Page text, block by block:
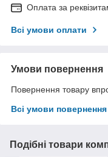
Оплата за
Всі умови оплати
Умови повернення
Повернення товару
Всі умови повернення
Подібні товари